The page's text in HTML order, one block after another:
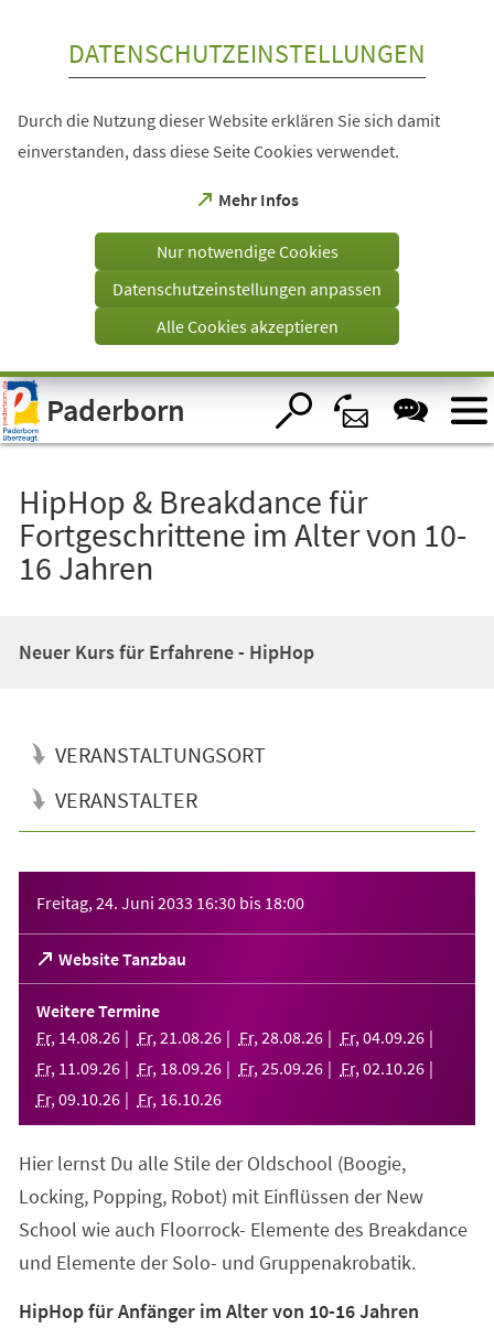
Visuelle
Assistenzsoftware
öffnen.
DATENSCHUTZEINSTELLUNGEN
Durch die Nutzung dieser Website erklären Sie sich damit
einverstanden, dass diese Seite Cookies verwendet.
Mehr Infos
(Öffnet
einem
Tab)
Nur notwendige Cookies
Datenschutzeinstellungen anpassen
Alle Cookies akzeptieren
Paderborn
HipHop & Breakdance für
Fortgeschrittene im Alter von 10-
16 Jahren
Neuer Kurs für Erfahrene - HipHop
VERANSTALTUNGSORT
VERANSTALTER
Freitag, 24. Juni 2033 16:30 bis 18:00
Website Tanzbau
(Öffnet
in
einem
neuen
Tab)
Weitere Termine
Fr, 14.08.26 Fr, 21 .08.26 Fr, 28.08.26 Fr, 04.09.26
Fr, 11 .09.26 Fr, 18.09.26 Fr, 25.09.26 Fr, 02.10.26
Fr, 09.10.26 Fr, 16.10.26
Hier lernst Du alle Stile der Oldschool (Boogie,
Locking, Popping, Robot) mit Einflüssen der New
School wie auch Floorrock- Elemente des Breakdance
und Elemente der Solo- und Gruppenakrobatik.
HipHop für Anfänger im Alter von 10-16 Jahren